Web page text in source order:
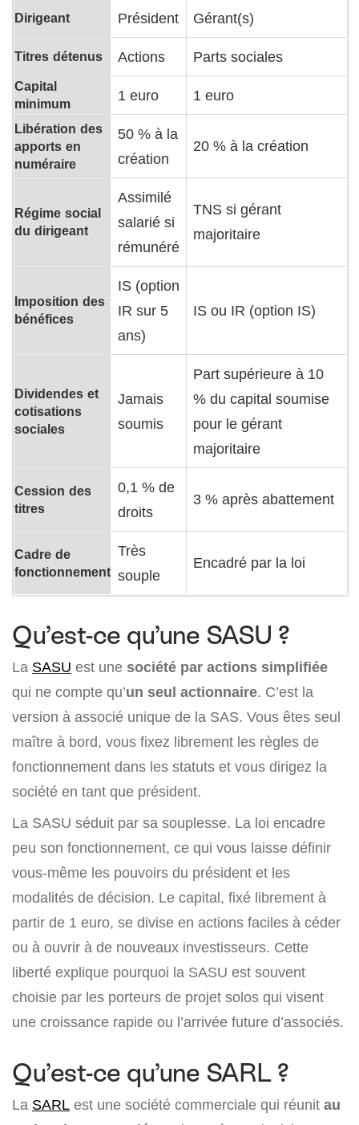
Dirigeant Président Gérant(s)
Titres détenus Actions Parts sociales
Capital
minimum
1 euro 1 euro
Libération des
apports en
numéraire
50 % à la
création
20 % à la création
Régime social
du dirigeant
Assimilé
salarié si
rémunéré
TNS si gérant
majoritaire
Imposition des
bénéfices
IS (option
IR sur 5
ans)
IS ou IR (option IS)
Dividendes et
cotisations
sociales
Jamais
soumis
Part supérieure à 10
% du capital soumise
pour le gérant
majoritaire
Cession des
titres
0,1 % de
droits
3 % après abattement
Cadre de
fonctionnement
Très
souple
Encadré par la loi
Qu’est-ce qu’une SASU ?
La SASU est une société par actions simplifiée
qui ne compte qu’un seul actionnaire. C’est la
version à associé unique de la SAS. Vous êtes seul
maître à bord, vous fixez librement les règles de
fonctionnement dans les statuts et vous dirigez la
société en tant que président.
La SASU séduit par sa souplesse. La loi encadre
peu son fonctionnement, ce qui vous laisse définir
vous-même les pouvoirs du président et les
modalités de décision. Le capital, fixé librement à
partir de 1 euro, se divise en actions faciles à céder
ou à ouvrir à de nouveaux investisseurs. Cette
liberté explique pourquoi la SASU est souvent
choisie par les porteurs de projet solos qui visent
une croissance rapide ou l’arrivée future d’associés.
Qu’est-ce qu’une SARL ?
La SARL est une société commerciale qui réunit au